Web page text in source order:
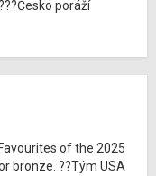
poráží
of the 2025
bronze. ??Tým USA